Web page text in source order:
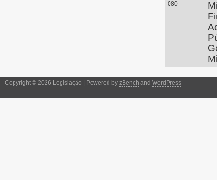
080
Copyright © 2026 Legislação | Powered by zBench and WordPress